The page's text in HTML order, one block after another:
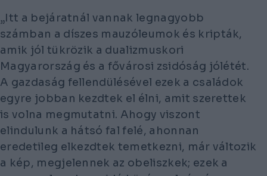
„Itt a bejáratnál vannak legnagyobb
számban a díszes mauzóleumok és kripták,
amik jól tükrözik a dualizmuskori
Magyarország és a fővárosi zsidóság jólétét.
A gazdaság fellendülésével ezek a családok
egyre jobban kezdtek el élni, amit szerettek
is volna megmutatni. Ahogy viszont
elindulunk a hátsó fal felé, ahonnan
eredetileg elkezdtek temetkezni, már változik
a kép, megjelennek az obeliszkek; ezek a